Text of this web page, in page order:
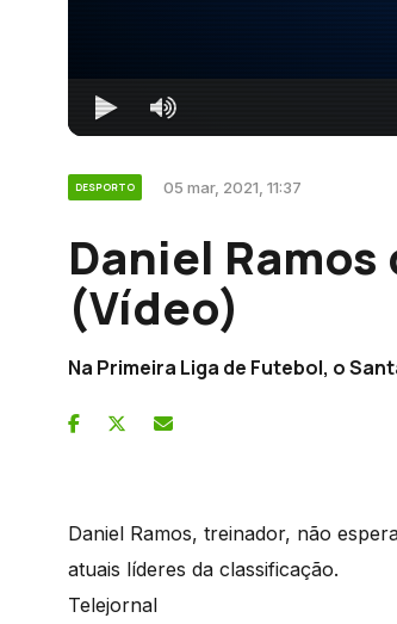
DESPORTO 05 mar, 2021, 11:37
Daniel
(Vídeo)
Na Primeira Liga de Futebol, o
Daniel Ramos, treinador, não
atuais líderes da classificação.
Telejornal